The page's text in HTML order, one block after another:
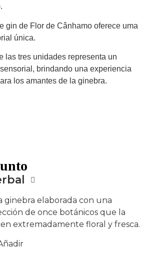
gin de Flor de Cânhamo oferece uma
única.
las tres unidades representa un
brindando una experiencia
los amantes de la ginebra.
ginebra elaborada con una
de once botánicos que la
extremadamente floral y fresca.